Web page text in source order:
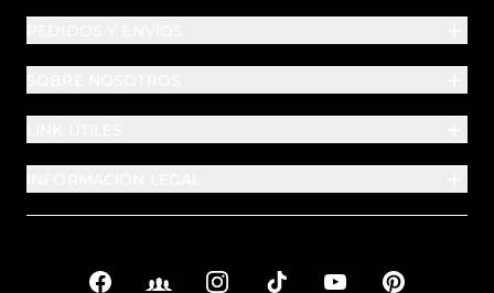
FacebookFacebook Groups
InstagramTikTok YouTubePinterest